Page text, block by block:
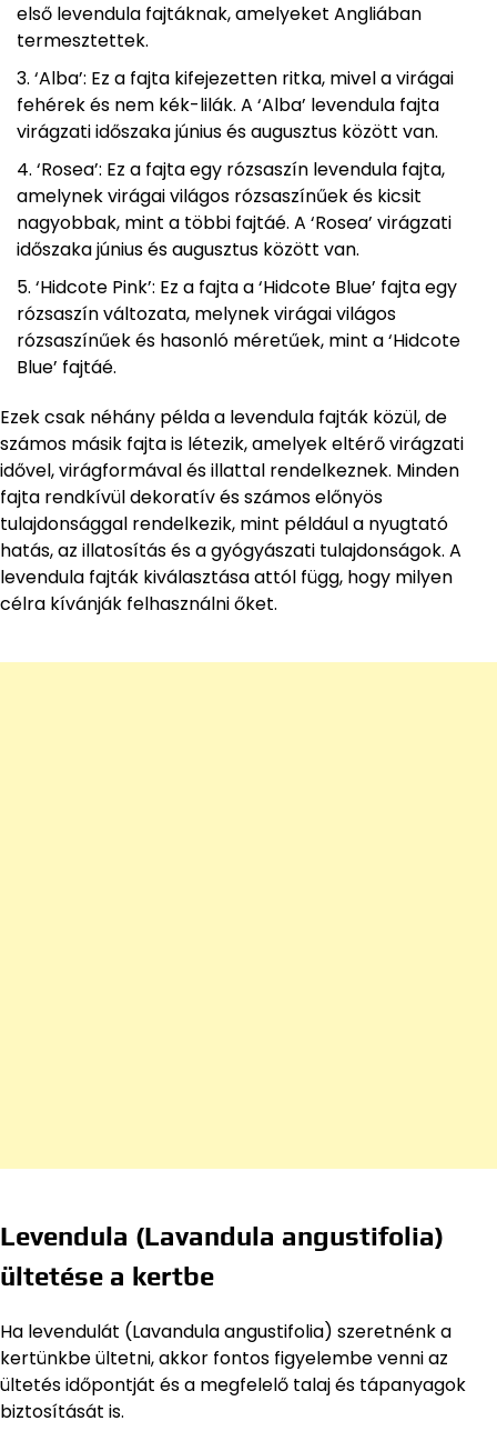
első levendula fajtáknak, amelyeket Angliában
termesztettek.
‘Alba’: Ez a fajta kifejezetten ritka, mivel a virágai
fehérek és nem kék-lilák. A ‘Alba’ levendula fajta
virágzati időszaka június és augusztus között van.
‘Rosea’: Ez a fajta egy rózsaszín levendula fajta,
amelynek virágai világos rózsaszínűek és kicsit
nagyobbak, mint a többi fajtáé. A ‘Rosea’ virágzati
időszaka június és augusztus között van.
‘Hidcote Pink’: Ez a fajta a ‘Hidcote Blue’ fajta egy
rózsaszín változata, melynek virágai világos
rózsaszínűek és hasonló méretűek, mint a ‘Hidcote
Blue’ fajtáé.
Ezek csak néhány példa a levendula fajták közül, de
számos másik fajta is létezik, amelyek eltérő virágzati
idővel, virágformával és illattal rendelkeznek. Minden
fajta rendkívül dekoratív és számos előnyös
tulajdonsággal rendelkezik, mint például a nyugtató
hatás, az illatosítás és a gyógyászati tulajdonságok. A
levendula fajták kiválasztása attól függ, hogy milyen
célra kívánják felhasználni őket.
Levendula (Lavandula angustifolia)
ültetése a kertbe
Ha levendulát (Lavandula angustifolia) szeretnénk a
kertünkbe ültetni, akkor fontos figyelembe venni az
ültetés időpontját és a megfelelő talaj és tápanyagok
biztosítását is.